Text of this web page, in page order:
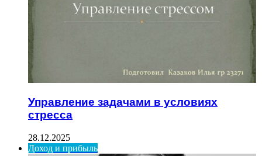
Управление задачами в условиях
стресса
28.12.2025
Доход и прибыль